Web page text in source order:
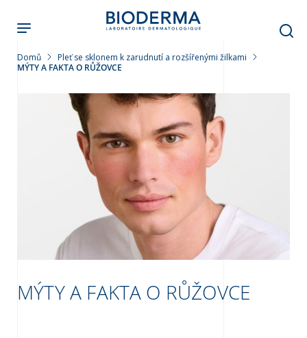
hlavnímu
obsahu
Domů
Pleť se sklonem k zarudnutí a rozšířenými žilkami
MÝTY A FAKTA O RŮŽOVCE
MÝTY A FAKTA O RŮŽOVCE